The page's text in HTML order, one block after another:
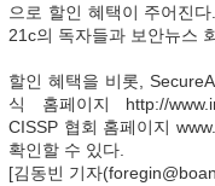
으로 할인 혜택이 주어진
21c의 독자들과 보안뉴스
할인 혜택을 비롯,
식 홈페이지 http://
CISSP 협회 홈페이지
확인할 수 있다.
[김동빈 기자